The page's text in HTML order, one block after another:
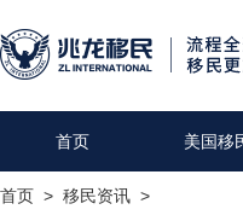
首页 美国移
首页 > 移民资讯 >